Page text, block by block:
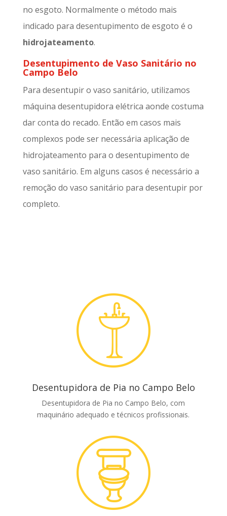
no esgoto. Normalmente o método mais
indicado para desentupimento de esgoto é o
hidrojateamento.
Desentupimento de Vaso Sanitário no
Campo Belo
Para desentupir o vaso sanitário, utilizamos
máquina desentupidora elétrica aonde costuma
dar conta do recado. Então em casos mais
complexos pode ser necessária aplicação de
hidrojateamento para o desentupimento de
vaso sanitário. Em alguns casos é necessário a
remoção do vaso sanitário para desentupir por
completo.
Desentupidora de Pia no Campo Belo
Desentupidora de Pia no Campo Belo, com
maquinário adequado e técnicos profissionais.